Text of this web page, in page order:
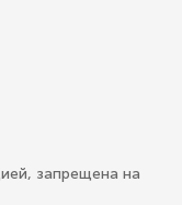
запрещена на